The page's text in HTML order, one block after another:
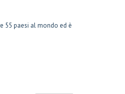
55 paesi al mondo ed è